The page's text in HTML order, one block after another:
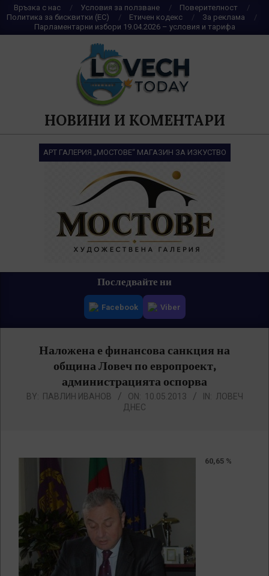
Skip
to
content
Връзка с нас Условия за ползване
Поверителност
Политика за бисквитки (ЕС)
Етичен кодекс
За реклама
Парламентарни избори 19.04.2026 – условия и тарифа
НОВИНИ И КОМЕНТАРИ
АРТ ГАЛЕРИЯ „МОСТОВЕ“ МАГАЗИН ЗА ИЗКУСТВО
Последвайте ни
Facebook Viber
Наложена е финансова санкция на
община Ловеч по европроект,
администрацията оспорва
BY: ПАВЛИН ИВАНОВ ON: 10.05.2013 IN: ЛОВЕЧ
ДНЕС
60,65 %